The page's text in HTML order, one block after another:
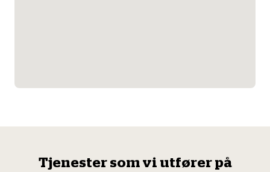
Tjenester som vi utfører på